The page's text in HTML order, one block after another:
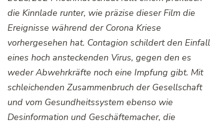
die Kinnlade runter, wie präzise dieser Film die
Ereignisse während der Corona Kriese
vorhergesehen hat. Contagion schildert den Einfall
eines hoch ansteckenden Virus, gegen den es
weder Abwehrkräfte noch eine Impfung gibt. Mit
schleichenden Zusammenbruch der Gesellschaft
und vom Gesundheitssystem ebenso wie
Desinformation und Geschäftemacher, die